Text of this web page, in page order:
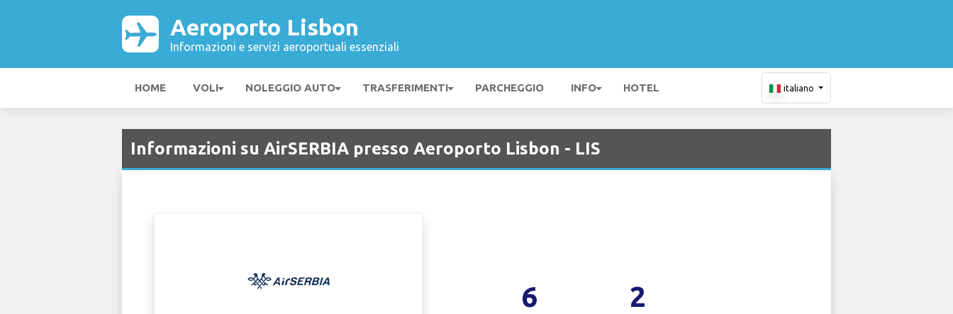
Aeroporto Lisbon
Informazioni e servizi aeroportuali essenziali
HOME VOLI NOLEGGIO AUTO TRASFERIMENTI PARCHEGGIO INFO HOTEL italiano
Informazioni su AirSERBIA presso Aeroporto Lisbon - LIS
6 2